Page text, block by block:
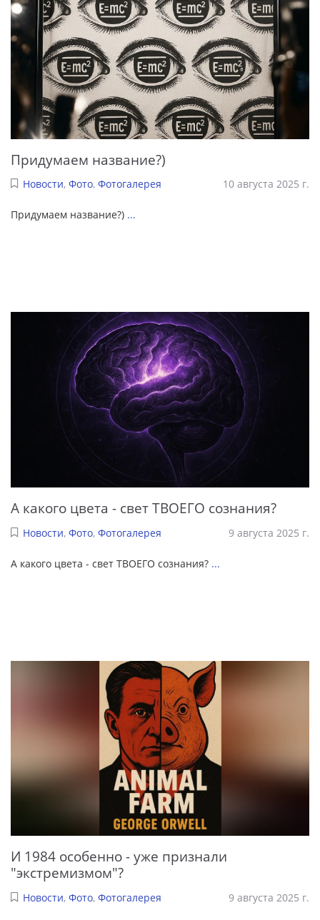
Придумаем название?)
Новости, Фото, Фотогалерея 10 августа 2025 г.
Придумаем название?) ...
А какого цвета - свет ТВОЕГО сознания?
Новости, Фото, Фотогалерея 9 августа 2025 г.
А какого цвета - свет ТВОЕГО сознания? ...
И 1984 особенно - уже признали
"экстремизмом"?
Новости, Фото, Фотогалерея 9 августа 2025 г.